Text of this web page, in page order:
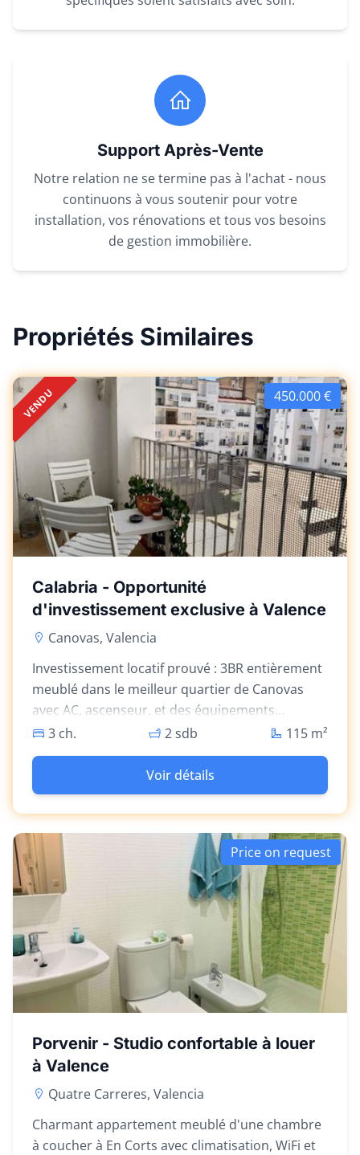
Support Après-Vente
Notre relation ne se termine pas à l'achat - nous
continuons à vous soutenir pour votre
installation, vos rénovations et tous vos besoins
de gestion immobilière.
Propriétés Similaires
450.000 €
VENDU
Calabria - Opportunité
d'investissement exclusive à Valence
Canovas, Valencia
Investissement locatif prouvé : 3BR entièrement
meublé dans le meilleur quartier de Canovas
avec AC, ascenseur, et des équipements
modernes.
3 ch. 2 sdb 115 m²
Voir détails
Price on request
Porvenir - Studio confortable à louer
à Valence
Quatre Carreres, Valencia
Charmant appartement meublé d'une chambre
à coucher à En Corts avec climatisation, WiFi et